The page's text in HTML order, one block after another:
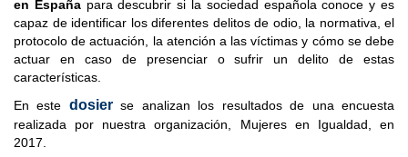
en Españapara descubrir si la sociedad española conoce y es
capaz de identificar los diferentes delitos de odio, la normativa, el
protocolo de actuación, la atención a las víctimas y cómo se debe
actuar en caso de presenciar o sufrir un delito de estas
características.
En este dosierse analizan los resultados de una encuesta
realizada por nuestra organización, Mujeres en Igualdad, en
2017.